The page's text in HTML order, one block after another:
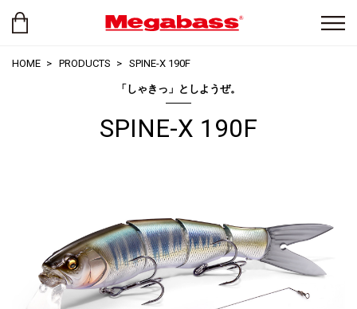
HOME PRODUCTS SPINE-X 190F
「しゃきっ」としようぜ。
SPINE-X 190F